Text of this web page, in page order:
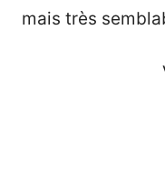
mais très